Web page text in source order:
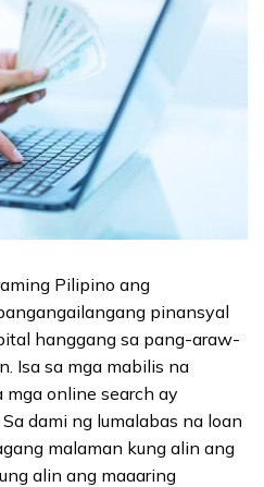
Pilipino ang
pinansyal
hanggang sa pang-araw-
Isa sa mga mabilis na
mga online search ay
. Sa dami ng lumalabas na loan
malaman kung alin ang
alin ang maaaring